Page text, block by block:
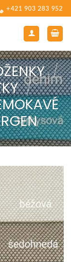
+421 903 283 952
/
/